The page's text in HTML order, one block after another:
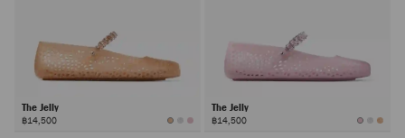
The Jelly
฿14,500
The Jelly
฿14,500